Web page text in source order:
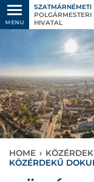
MENU
SZATMÁRNÉMETI
POLGÁRMESTERI
HIVATAL
HOME ›
KÖZÉRDEKŰ